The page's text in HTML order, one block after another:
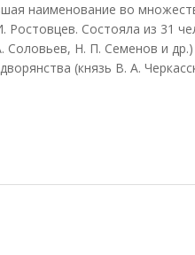
наименование во
Ростовцев. Состояла из 31
Н. П. Семенов и др.)
(князь В. А.